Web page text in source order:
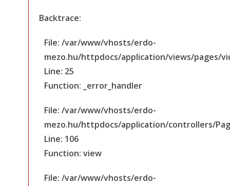
Backtrace:
File: /var/www/vhosts/erdo-
mezo.hu/httpdocs/application/views/pages/
Line: 25
Function: _error_handler
File: /var/www/vhosts/erdo-
mezo.hu/httpdocs/application/controllers/
Line: 106
Function: view
File: /var/www/vhosts/erdo-